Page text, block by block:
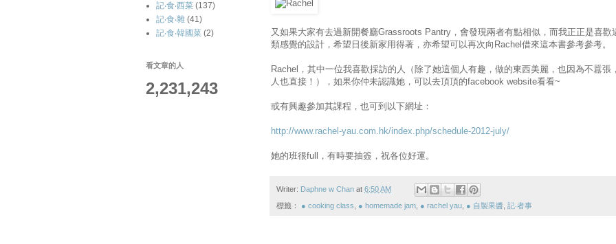
又如果大家有去過新開餐廳Grassroots Pantry，會發現兩者有點相似，而我正正是喜歡
類感覺的設計，希望日後新家用得著，亦希望可以再次向Rachel借來這本書參考參考。
Rachel，其中一位我喜歡採訪的人（除了她這個人有趣，做的東西美麗，也因為不囂張
人也直接！），如果你仲未認識她，可以去頂頂的facebook website看看~
或有興趣參加其課程，也可到以下網址：
http://www.rachel-yau.com.hk/index.php/schedule-2012-july/
她的班很full，有時要抽簽，祝各位好運。
Writer: Daphne w Chan at 6:50 AM
標籤： ● cooking class ● homemade jam ● rachel yau ● 自製果醬 記‧者事
記‧食‧西菜 (137)
記‧食‧雜 (41)
記‧食‧韓國菜 (2)
看文章的人
2,231,243